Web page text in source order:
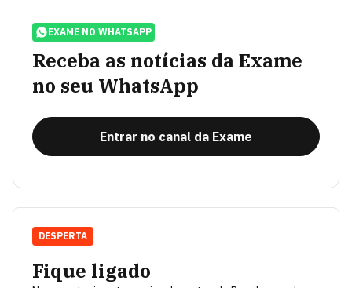
EXAME NO WHATSAPP
Receba as notícias da Exame
no seu WhatsApp
Entrar no canal da Exame
Fique ligado
DESPERTA